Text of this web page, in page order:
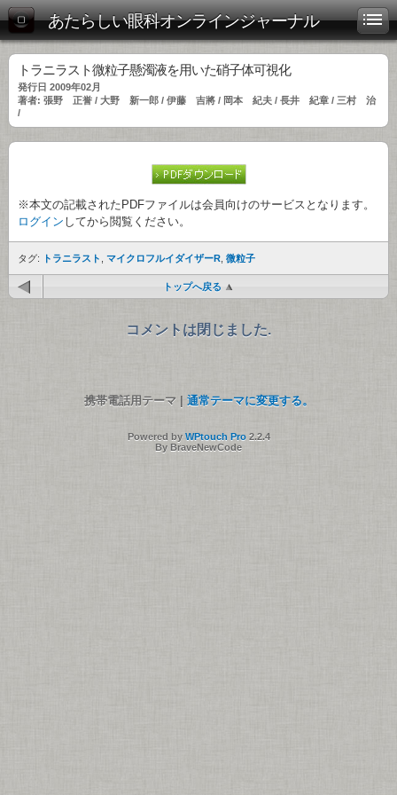
あたらしい眼科オンラインジャーナル
トラニラスト微粒子懸濁液を用いた硝子体可視化
発行日 2009年02月
著者: 張野 正誉 / 大野 新一郎 / 伊藤 吉將 / 岡本 紀夫 / 長井 紀章 / 三村 治
/
※本文の記載されたPDFファイルは会員向けのサービスとなります。
ログイン してから閲覧ください。
タグ: トラニラスト マイクロフルイダイザーR 微粒子
トップへ戻る
コメントは閉じました.
携帯電話用テーマ | 通常テーマに変更する。
Powered by WPtouch Pro2.2.4
By BraveNewCode